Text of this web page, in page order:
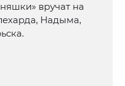
вручат на
Надыма,